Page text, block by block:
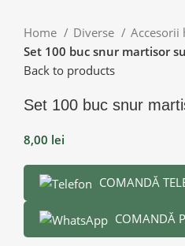
Home Diverse Accesorii
Set 100 buc snur martisor
Back to products
Set 100 buc snur
8,00 lei
COMANDĂ
COMANDĂ